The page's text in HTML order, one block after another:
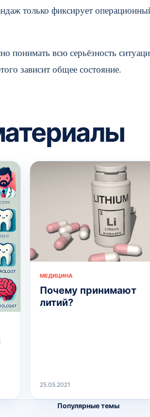
только фиксирует
понимать всю серьёзность
зависит общее состояние.
МЕДИЦИНА
Почему принимают
литий?
25.05.2021
Популярные темы